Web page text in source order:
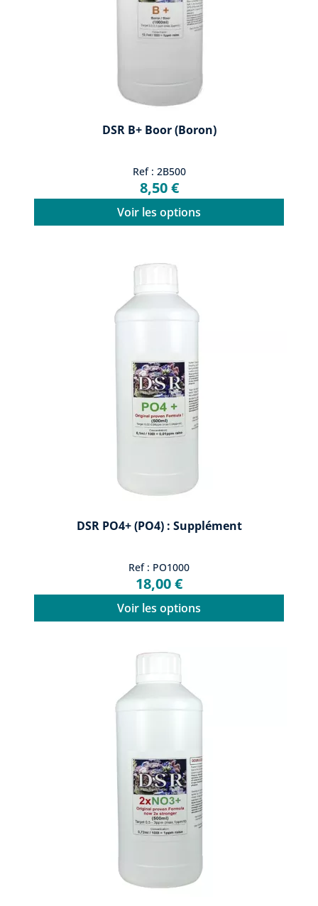
DSR B+ Boor (Boron)
Ref : 2B500
8,50 €
Voir les options
DSR PO4+ (PO4) : Supplément
Ref : PO1000
18,00 €
Voir les options